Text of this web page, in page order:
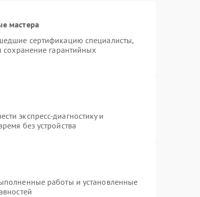
мастера
сертификацию специалисты,
сохранение гарантийных
экспресс-диагностику и
без устройства
работы и установленные